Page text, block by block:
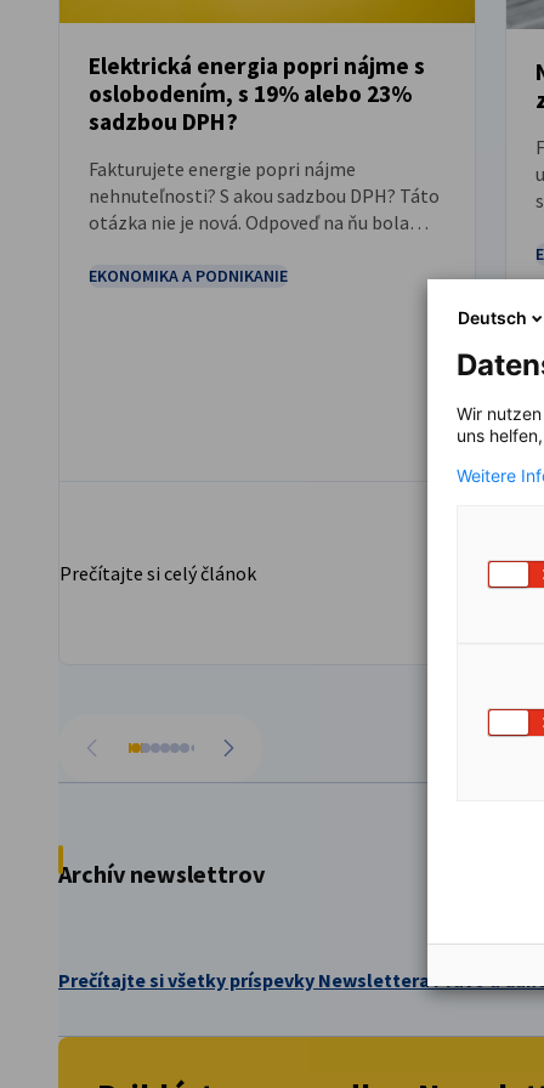
NOVINKY
Elektrická energia popri nájme s
oslobodením, s 19% alebo 23%
sadzbou DPH?
Fakturujete energie popri nájme
nehnuteľnosti? S akou sadzbou DPH? Táto
otázka nie je nová. Odpoveď na ňu bola
so zníženou sadzbou DPH za elektrickú
EKONOMIKA A PODNIKANIE
Prečítajte si celý článok
Prejsť na predchádzajúcePrejsť na ďalšie
Archív newslettrov
Prečítajte si všetky príspevky Newslettera Právo a
Deutsch
Wir
uns
Weitere